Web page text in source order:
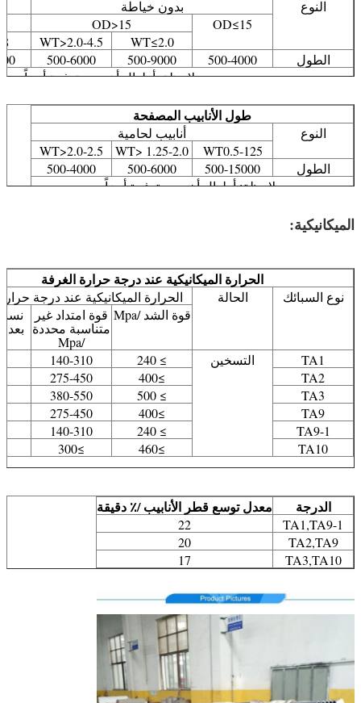
النوع
بدون خياطة
OD≤15
OD>15
WT≤2.0
WT>2.0-4.5
الطول
500-4000
500-9000
500-6000
ملاحظة: أطوال أخرى متوفرة أيضاً.
طول الأنابيب المصفحة
النوع
أنابيب لحامية
WT0.5-125
WT> 1.25-2.0
WT>2.0-2.5
الطول
500-15000
500-6000
500-4000
ملاحظة: أطوال أخرى متوفرة أيضاً.
الميكانيكية:
الحرارة الميكانيكية عند درجة حرارة الغرفة
نوع السبائك الحالة
الحرارة الميكانيكية عند درجة
قوة الشد /Mpa
قوة امتداد غير
متناسبة محددة
/Mpa
بعد
TA1
التسخين ≥ 240
140-310
TA2
≥400
275-450
TA3
≥ 500
380-550
TA9
≥400
275-450
TA9-1
≥ 240
140-310
TA10
≥460
≥300
الدرجة معدل توسع قطر الأنابيب /٪ دقيقة
TA1,TA9-1
22
TA2,TA9
20
TA3,TA10
17